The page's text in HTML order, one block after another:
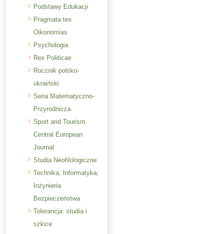
Podstawy Edukacji
Pragmata tes
Oikonomias
Psychologia
Res Politicae
Rocznik polsko-
ukraiński
Seria Matematyczno-
Przyrodnicza
Sport and Tourism.
Central European
Journal
Studia Neofilologiczne
Technika, Informatyka,
Inżynieria
Bezpieczeństwa
Tolerancja: studia i
szkice